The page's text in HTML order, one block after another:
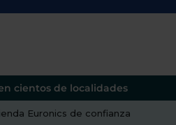
cientos de localidades
Euronics de confianza